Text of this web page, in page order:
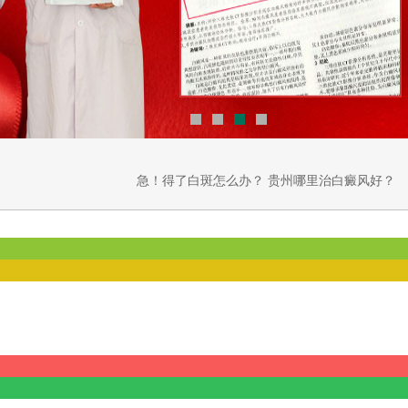
急！得了白斑怎么办？ 贵州哪里治白癜风好？